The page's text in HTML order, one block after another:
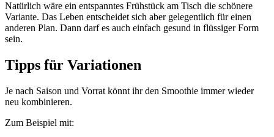
Natürlich wäre ein entspanntes Frühstück am Tisch die schönere
Variante. Das Leben entscheidet sich aber gelegentlich für einen
anderen Plan. Dann darf es auch einfach gesund in flüssiger Form
sein.
Tipps für Variationen
Je nach Saison und Vorrat könnt ihr den Smoothie immer wieder
neu kombinieren.
Zum Beispiel mit: